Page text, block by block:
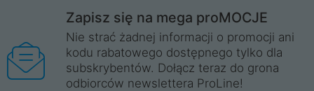
Zapisz się na mega proMOCJE
Nie strać żadnej informacji o promocji ani
kodu rabatowego dostępnego tylko dla
subskrybentów. Dołącz teraz do grona
odbiorców newslettera ProLine!